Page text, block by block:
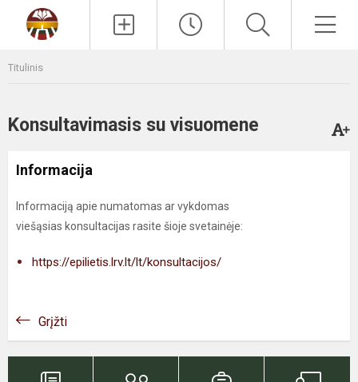
Titulinis
Konsultavimasis su visuomene
Informacija
Informaciją apie numatomas ar vykdomas
viešąsias konsultacijas rasite šioje svetainėje:
https://epilietis.lrv.lt/lt/konsultacijos/
Grįžti